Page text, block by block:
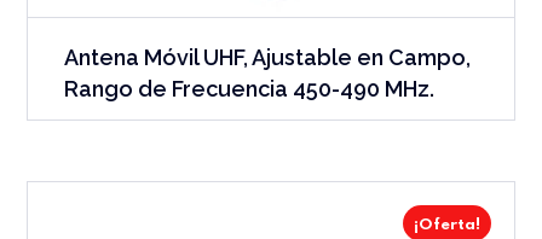
Antena Móvil UHF, Ajustable en Campo,
Rango de Frecuencia 450-490 MHz.
¡Oferta!